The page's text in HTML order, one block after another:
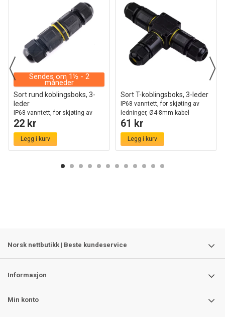
Sendes om 1½ - 2
måneder
Sort rund koblingsboks, 3-
leder
IP68 vanntett, for skjøting av
ledninger, Ø6-11mm kabel
22 kr
Legg i kurv
Sort T-koblingsboks, 3-leder
IP68 vanntett, for skjøting av
ledninger, Ø4-8mm kabel
61 kr
Legg i kurv
Norsk nettbutikk | Beste kundeservice
Informasjon
Min konto